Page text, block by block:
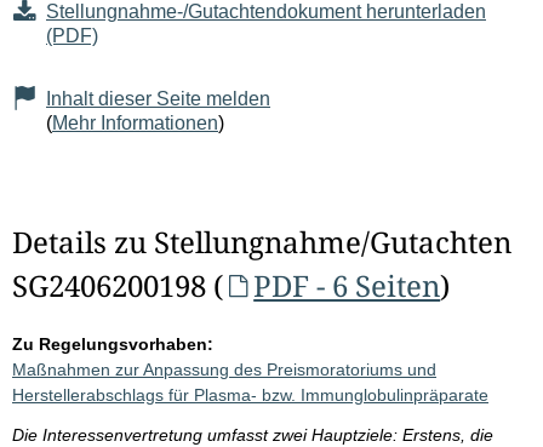
Stellungnahme-/Gutachtendokument herunterladen
(PDF)
Inhalt dieser Seite melden
(Mehr Informationen)
Details zu Stellungnahme/Gutachten
SG2406200198 (
PDF - 6 Seiten)
Zu Regelungsvorhaben:
Maßnahmen zur Anpassung des Preismoratoriums und
Herstellerabschlags für Plasma- bzw. Immunglobulinpräparate
Die Interessenvertretung umfasst zwei Hauptziele: Erstens, die